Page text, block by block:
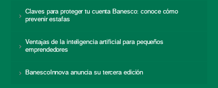
Claves para proteger tu cuenta Banesco: conoce cómo
prevenir estafas
Ventajas de la inteligencia artificial para pequeños
emprendedores
BanescoInnova anuncia su tercera edición